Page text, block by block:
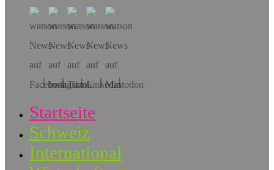
Hol dir die App!
Startseite
Schweiz
International